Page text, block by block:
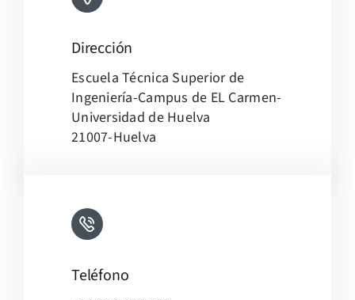
OpenStreetMap, under ODbL.
Dirección
Escuela Técnica Superior de
Ingeniería-Campus de EL Carmen-
Universidad de Huelva
21007-Huelva
Teléfono